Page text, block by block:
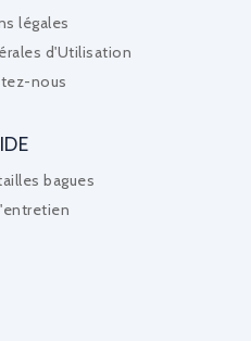
légales
d'Utilisation
nous
bagues